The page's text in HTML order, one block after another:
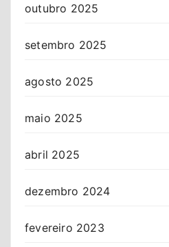
outubro 2025
setembro 2025
agosto 2025
maio 2025
abril 2025
dezembro 2024
fevereiro 2023